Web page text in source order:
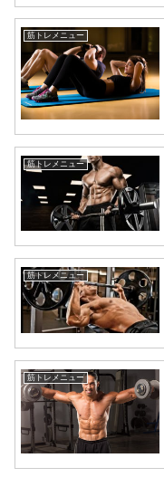
筋トレメニュー
筋トレメニュー
筋トレメニュー
筋トレメニュー